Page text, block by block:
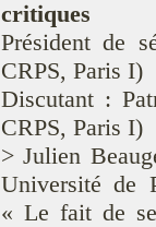
critiques
Président de
CRPS, Paris I)
Discutant :
CRPS, Paris I)
> Julien
Université de
« Le fait de